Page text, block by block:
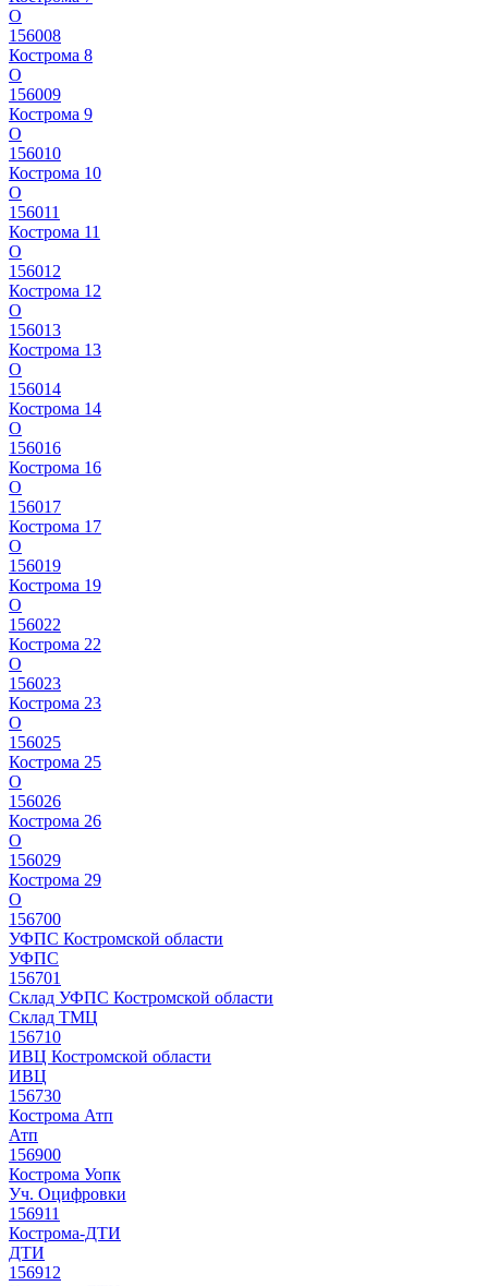
О
156008
Кострома 8
О
156009
Кострома 9
О
156010
Кострома 10
О
156011
Кострома 11
О
156012
Кострома 12
О
156013
Кострома 13
О
156014
Кострома 14
О
156016
Кострома 16
О
156017
Кострома 17
О
156019
Кострома 19
О
156022
Кострома 22
О
156023
Кострома 23
О
156025
Кострома 25
О
156026
Кострома 26
О
156029
Кострома 29
О
156700
УФПС Костромской области
УФПС
156701
Склад УФПС Костромской области
Склад ТМЦ
156710
ИВЦ Костромской области
ИВЦ
156730
Кострома Атп
Атп
156900
Кострома Уопк
Уч. Оцифровки
156911
Кострома-ДТИ
ДТИ
156912